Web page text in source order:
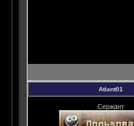
Atlant01
Сержант